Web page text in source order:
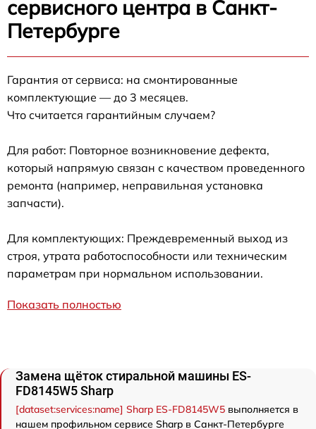
сервисного центра в Санкт-
Петербурге
Гарантия от сервиса: на смонтированные
комплектующие — до 3 месяцев.
Что считается гарантийным случаем?
Для работ: Повторное возникновение дефекта,
который напрямую связан с качеством проведенного
ремонта (например, неправильная установка
запчасти).
Для комплектующих: Преждевременный выход из
строя, утрата работоспособности или техническим
параметрам при нормальном использовании.
Показать полностью
Замена щёток стиральной машины ES-
FD8145W5 Sharp
[dataset:services:name] Sharp ES-FD8145W5 выполняется в
нашем профильном сервисе Sharp в Санкт-Петербурге